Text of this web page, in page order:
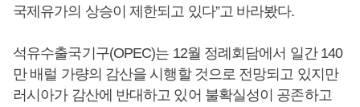
국제유가의 상승이 제한되고 있다”고 바라봤다.
석유수출국기구(OPEC)는 12월 정례회담에서 일간 140
만 배럴 가량의 감산을 시행할 것으로 전망되고 있지만
러시아가 감산에 반대하고 있어 불확실성이 공존하고